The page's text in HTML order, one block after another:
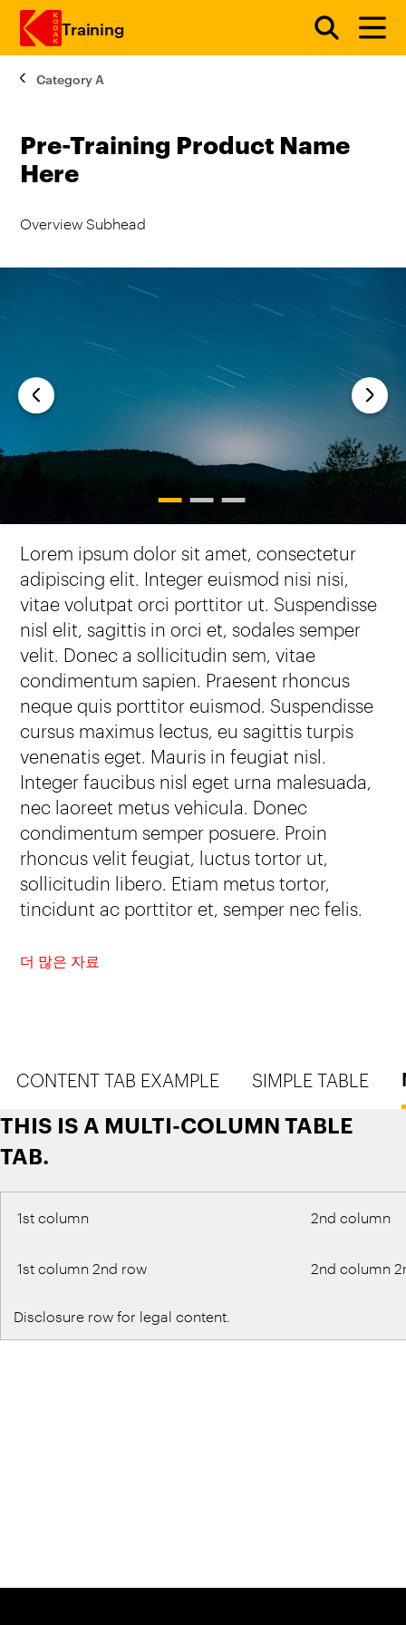
Training
Category A
Pre-Training Product Name
Here
1 2
Lorem ipsum dolor sit amet, consectetur
adipiscing elit. Integer euismod nisi nisi,
vitae volutpat orci porttitor ut. Suspendisse
nisl elit, sagittis in orci et, sodales semper
velit. Donec a sollicitudin sem, vitae
condimentum sapien. Praesent rhoncus
neque quis porttitor euismod. Suspendisse
cursus maximus lectus, eu sagittis turpis
venenatis eget. Mauris in feugiat nisl.
Integer faucibus nisl eget urna malesuada,
nec laoreet metus vehicula. Donec
condimentum semper posuere. Proin
rhoncus velit feugiat, luctus tortor ut,
sollicitudin libero. Etiam metus tortor,
tincidunt ac porttitor et, semper nec felis.
더 많은 자료
CONTENT TAB EXAMPLE SIMPLE TABLE
THIS IS A MULTI-COLUMN TABLE
TAB.
1st column 2nd column
1st column 2nd row 2nd column
Disclosure row for legal content.